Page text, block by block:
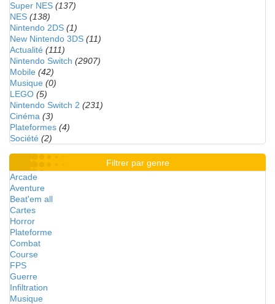
Super NES (137)
NES (138)
Nintendo 2DS (1)
New Nintendo 3DS (11)
Actualité (111)
Nintendo Switch (2907)
Mobile (42)
Musique (0)
LEGO (5)
Nintendo Switch 2 (231)
Cinéma (3)
Plateformes (4)
Société (2)
Filtrer par genre
Arcade
Aventure
Beat'em all
Cartes
Horror
Plateforme
Combat
Course
FPS
Guerre
Infiltration
Musique